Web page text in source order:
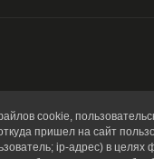
cookie,
пришел на сайт
ip-адрес) в